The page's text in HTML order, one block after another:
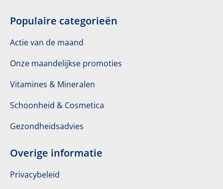
Populaire categorieën
Actie van de maand
Onze maandelijkse promoties
Vitamines & Mineralen
Schoonheid & Cosmetica
Gezondheidsadvies
Overige informatie
Privacybeleid